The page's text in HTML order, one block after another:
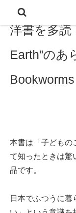
洋書を多読
Earth”のあ
Bookworms
本書は「子どもの
て知ったときは驚
品です。
日本でふつうに